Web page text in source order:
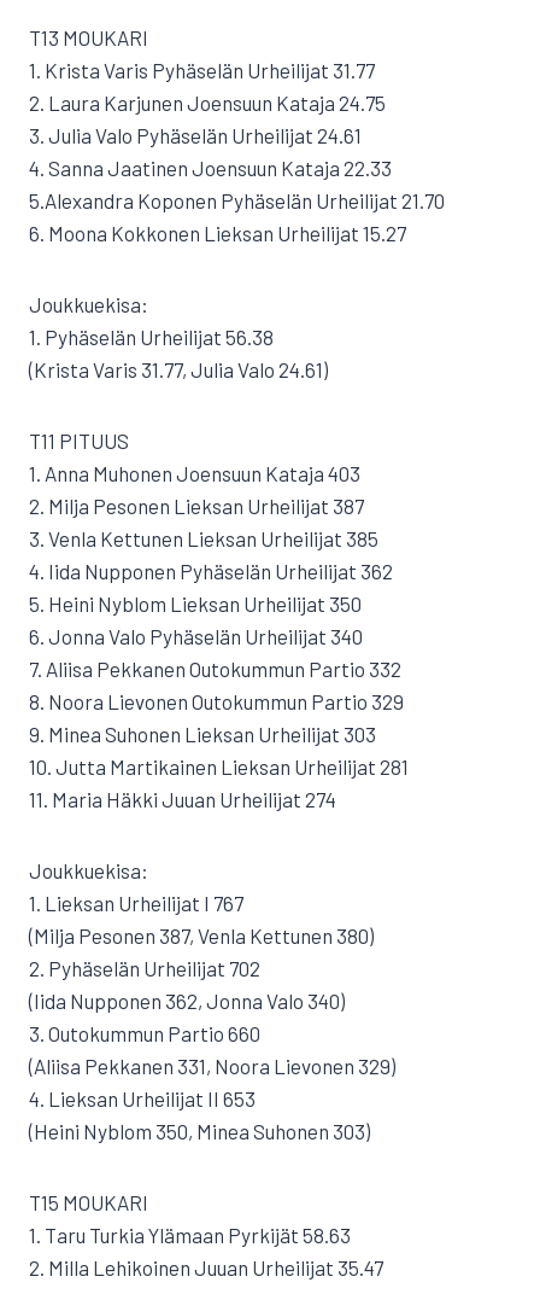
T13 MOUKARI
1. Krista Varis Pyhäselän Urheilijat 31.77
2. Laura Karjunen Joensuun Kataja 24.75
3. Julia Valo Pyhäselän Urheilijat 24.61
4. Sanna Jaatinen Joensuun Kataja 22.33
5.Alexandra Koponen Pyhäselän Urheilijat 21.70
6. Moona Kokkonen Lieksan Urheilijat 15.27
Joukkuekisa:
1. Pyhäselän Urheilijat 56.38
(Krista Varis 31.77, Julia Valo 24.61)
T11 PITUUS
1. Anna Muhonen Joensuun Kataja 403
2. Milja Pesonen Lieksan Urheilijat 387
3. Venla Kettunen Lieksan Urheilijat 385
4. Iida Nupponen Pyhäselän Urheilijat 362
5. Heini Nyblom Lieksan Urheilijat 350
6. Jonna Valo Pyhäselän Urheilijat 340
7. Aliisa Pekkanen Outokummun Partio 332
8. Noora Lievonen Outokummun Partio 329
9. Minea Suhonen Lieksan Urheilijat 303
10. Jutta Martikainen Lieksan Urheilijat 281
11. Maria Häkki Juuan Urheilijat 274
Joukkuekisa:
1. Lieksan Urheilijat I 767
(Milja Pesonen 387, Venla Kettunen 380)
2. Pyhäselän Urheilijat 702
(Iida Nupponen 362, Jonna Valo 340)
3. Outokummun Partio 660
(Aliisa Pekkanen 331, Noora Lievonen 329)
4. Lieksan Urheilijat II 653
(Heini Nyblom 350, Minea Suhonen 303)
T15 MOUKARI
1. Taru Turkia Ylämaan Pyrkijät 58.63
2. Milla Lehikoinen Juuan Urheilijat 35.47